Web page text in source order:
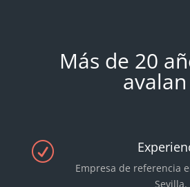
Más de 20
avalan
R
Empresa de referencia
Sevilla.